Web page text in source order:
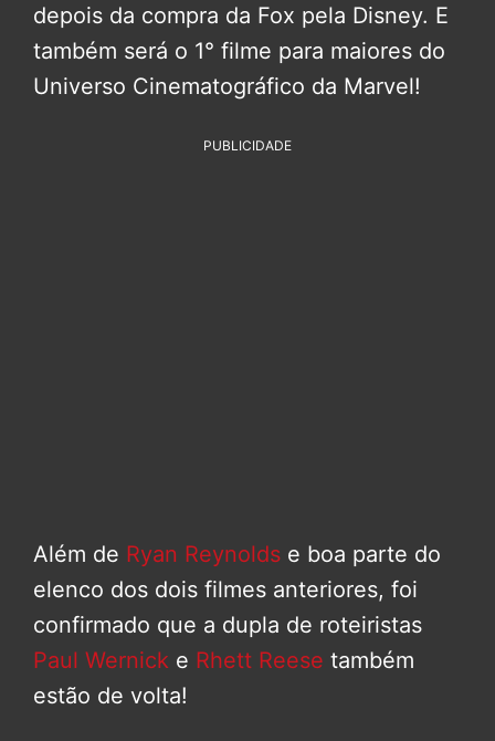
depois da compra da Fox pela Disney. E
também será o 1° filme para maiores do
Universo Cinematográfico da Marvel!
PUBLICIDADE
Além de Ryan Reynolds e boa parte do
elenco dos dois filmes anteriores, foi
confirmado que a dupla de roteiristas
Paul Wernick e Rhett Reese também
estão de volta!